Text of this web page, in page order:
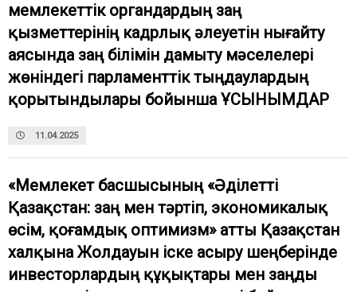
мемлекеттік органдардың заң
қызметтерінің кадрлық әлеуетін нығайту
аясында заң білімін дамыту мәселелері
жөніндегі парламенттік тыңдаулардың
қорытындылары бойынша ҰСЫНЫМДАР
11.04.2025
«Мемлекет басшысының «Әділетті
Қазақстан: заң мен тәртіп, экономикалық
өсім, қоғамдық оптимизм» атты Қазақстан
халқына Жолдауын іске асыру шеңберінде
инвесторлардың құқықтары мен заңды